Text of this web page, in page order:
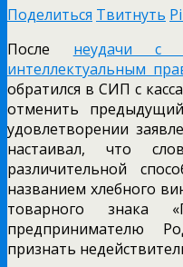
Поделиться Твитнуть
После неудачи с
интеллектуальным
обратился в СИП с
отменить
удовлетворении
настаивал, что
различительной
названием хлебного
товарного знака
предпринимателю
признать